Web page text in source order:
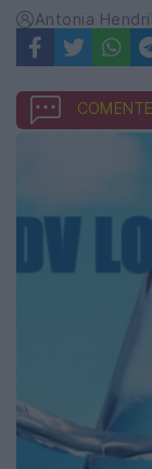
ZileiAntonia